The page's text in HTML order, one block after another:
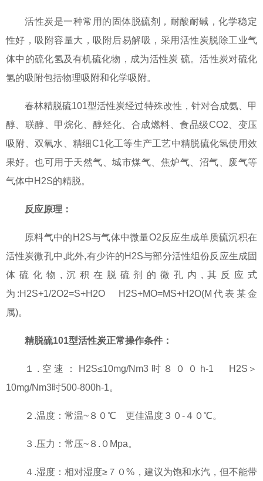
活性炭是一种常用的固体脱硫剂，耐酸耐碱，化学稳定
性好，吸附容量大，吸附后易解吸，采用活性炭脱除工业气
体中的硫化氢及有机硫化物，成为活性炭 硫。活性炭对硫化
氢的吸附包括物理吸附和化学吸附。
春林精脱硫101型活性炭经过特殊改性，针对合成氨、甲
醇、联醇、甲烷化、醇烃化、合成燃料、食品级CO2、变压
吸附、双氧水、精细C1化工等生产工艺中精脱硫化氢使用效
果好。也可用于天然气、城市煤气、焦炉气、沼气、废气等
气体中H2S的精脱。
反应原理：
原料气中的H2S与气体中微量O2反应生成单质硫沉积在
活性炭微孔中,此外,有少许的H2S与部分活性组份反应生成固
体硫化物,沉积在脱硫剂的微孔内,其反应式
为:H2S+1/2O2=S+H2O H2S+MO=MS+H2O(M代表某金
属)。
精脱硫101型活性炭正常操作条件：
１.空速：H2S≤10mg/Nm3时８００h-1 H2S＞
10mg/Nm3时500-800h-1。
２.温度：常温~８０℃ 更佳温度３０-４０℃。
３.压力：常压~８.０Mpa。
４.湿度：相对湿度≥７０%，建议为饱和水汽，但不能带